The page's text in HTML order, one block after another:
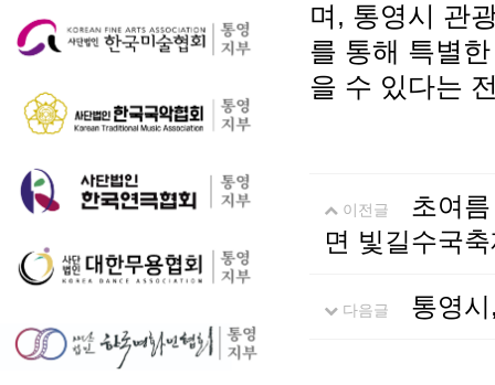
운영하고, 통영 …
며, 통영시 관
를 통해 특별
을 수 있다는
이전글
초여
면 빛길수국축
다음글 통영